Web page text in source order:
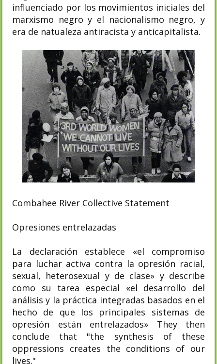
influenciado por los movimientos iniciales del
marxismo negro y el nacionalismo negro, y
era de natualeza antiracista y anticapitalista.
Combahee River Collective Statement
Opresiones entrelazadas
La declaración establece «el compromiso
para luchar activa contra la opresión racial,
sexual, heterosexual y de clase» y describe
como su tarea especial «el desarrollo del
análisis y la práctica integradas basados en el
hecho de que los principales sistemas de
opresión están entrelazados» They then
conclude that "the synthesis of these
oppressions creates the conditions of our
lives."